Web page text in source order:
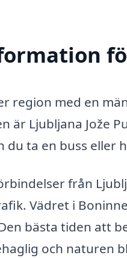
region med en
är Ljubljana Jože
du ta en buss eller
från
Vädret i
bästa tiden att
och naturen